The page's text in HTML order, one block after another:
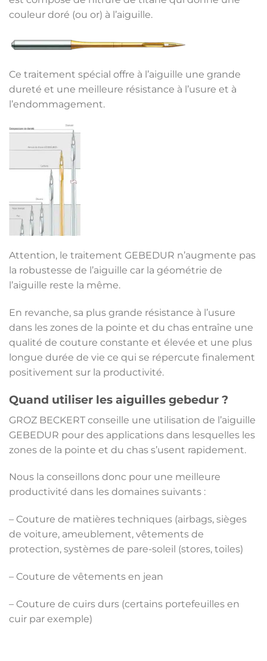
couleur doré (ou or) à l’aiguille.
Ce traitement spécial offre à l’aiguille une grande
dureté et une meilleure résistance à l’usure et à
l’endommagement.
Attention, le traitement GEBEDUR n’augmente pas
la robustesse de l’aiguille car la géométrie de
l’aiguille reste la même.
En revanche, sa plus grande résistance à l’usure
dans les zones de la pointe et du chas entraîne une
qualité de couture constante et élevée et une plus
longue durée de vie ce qui se répercute finalement
positivement sur la productivité.
Quand utiliser les aiguilles gebedur ?
GROZ BECKERT conseille une utilisation de l’aiguille
GEBEDUR pour des applications dans lesquelles les
zones de la pointe et du chas s’usent rapidement.
Nous la conseillons donc pour une meilleure
productivité dans les domaines suivants :
– Couture de matières techniques (airbags, sièges
de voiture, ameublement, vêtements de
protection, systèmes de pare-soleil (stores, toiles)
– Couture de vêtements en jean
– Couture de cuirs durs (certains portefeuilles en
cuir par exemple)